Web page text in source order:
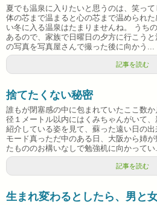
夏でも温泉に入りたいと思うのは、笑っ
体の芯まで温まると心の芯まで温められ
い冬に入る温泉はたまりませんね。 うち
あるので、家族で日曜日の夕方に行こう
の写真を写真屋さんで撮った後に向かう...
記事を読む
捨てたくない秘密
誰もが閉塞感の中に包まれていたここ数
径１メートル以内にはくみちゃんがいて
紹介している姿を見て、蘇った遠い日の
モード真っただ中のある日、大阪から姉
たもののお構いなしで勉強机に向かってい
記事を読む
生まれ変わるとしたら、男と